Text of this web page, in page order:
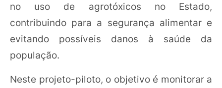
no uso de agrotóxicos no Estado,
contribuindo para a segurança alimentar e
evitando possíveis danos à saúde da
população.
Neste projeto-piloto, o objetivo é monitorar a